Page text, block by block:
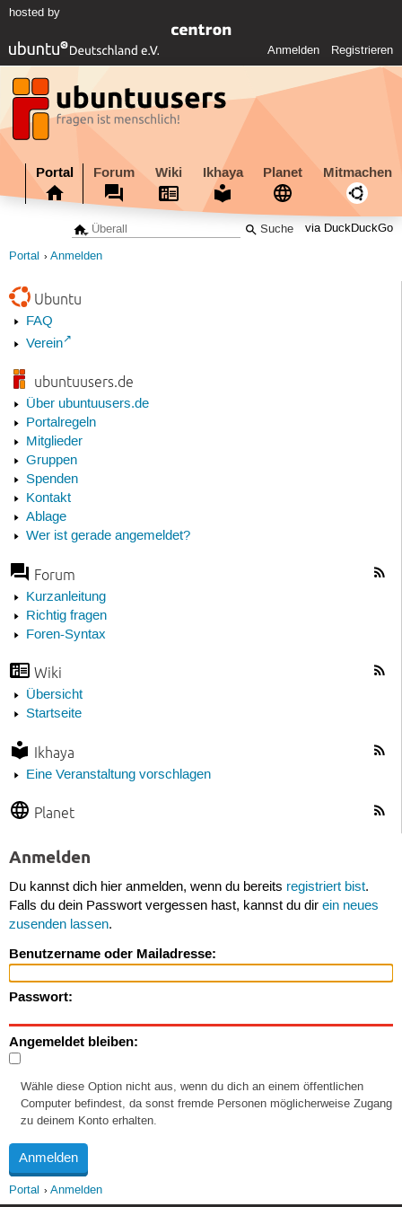
hosted by
Anmelden Registrieren
Portal Forum Wiki Ikhaya Planet Mitmachen
via DuckDuckGo
Portal Anmelden
Ubuntu
FAQ
Verein
ubuntuusers.de
Über ubuntuusers.de
Portalregeln
Mitglieder
Gruppen
Spenden
Kontakt
Ablage
Wer ist gerade angemeldet?
Forum
Kurzanleitung
Richtig fragen
Foren-Syntax
Wiki
Übersicht
Startseite
Ikhaya
Eine Veranstaltung vorschlagen
Planet
Anmelden
Du kannst dich hier anmelden, wenn du bereits registriert bist.
Falls du dein Passwort vergessen hast, kannst du dir ein neues
zusenden lassen.
Benutzername oder Mailadresse:
Passwort:
Angemeldet bleiben:
Wähle diese Option nicht aus, wenn du dich an einem öffentlichen
Computer befindest, da sonst fremde Personen möglicherweise Zugang
zu deinem Konto erhalten.
Portal Anmelden